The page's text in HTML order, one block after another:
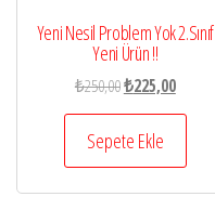
Yeni Nesil Problem Yok 2.Sınıf
Yeni Ürün !!
₺250,00Orijinal
fiyat:
₺250,00.
₺225,00Şu
andaki
₺225,00.
Sepete Ekle